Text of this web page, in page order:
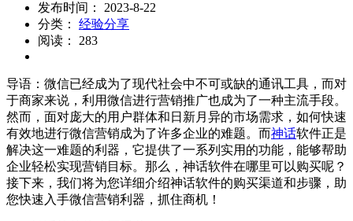
发布时间： 2023-8-22
分类： 经验分享
阅读： 283
导语：微信已经成为了现代社会中不可或缺的通讯工具，而对
于商家来说，利用微信进行营销推广也成为了一种主流手段。
然而，面对庞大的用户群体和日新月异的市场需求，如何快速
有效地进行微信营销成为了许多企业的难题。而神话软件正是
解决这一难题的利器，它提供了一系列实用的功能，能够帮助
企业轻松实现营销目标。那么，神话软件在哪里可以购买呢？
接下来，我们将为您详细介绍神话软件的购买渠道和步骤，助
您快速入手微信营销利器，抓住商机！